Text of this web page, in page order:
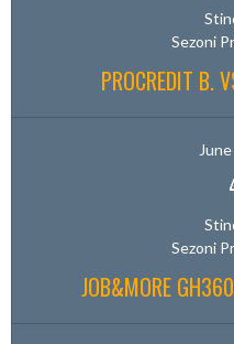
Sezoni
PROCREDIT B.
Sezoni
JOB&MORE